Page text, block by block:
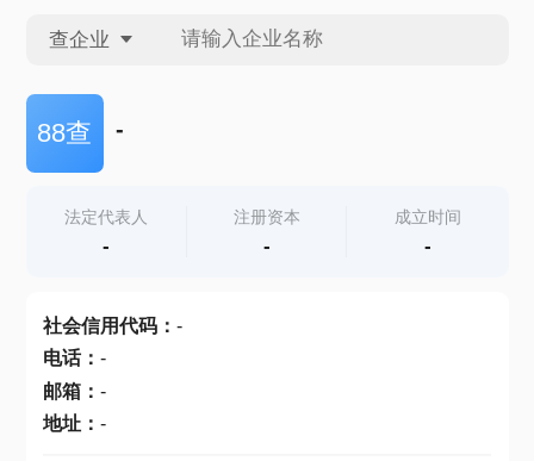
查企业
查企业
查产地
88查 -
法定代表人
-
注册资本
-
成立时间
-
社会信用代码： -
电话： -
邮箱： -
地址： -